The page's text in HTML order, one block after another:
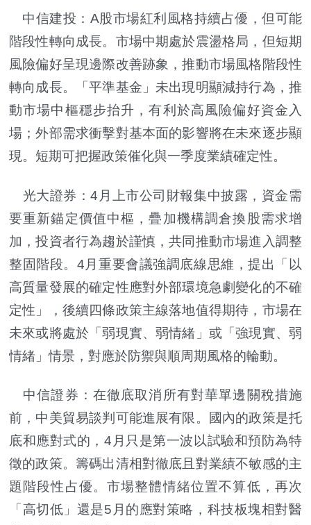
中信建投：A股市場紅利風格持續占優，但可能
階段性轉向成長。市場中期處於震盪格局，但短期
風險偏好呈現邊際改善跡象，推動市場風格階段性
轉向成長。「平準基金」未出現明顯減持行為，推
動市場中樞穩步抬升，有利於高風險偏好資金入
場；外部需求衝擊對基本面的影響將在未來逐步顯
現。短期可把握政策催化與一季度業績確定性。
光大證券：4月上市公司財報集中披露，資金需
要重新錨定價值中樞，疊加機構調倉換股需求增
加，投資者行為趨於謹慎，共同推動市場進入調整
整固階段。4月重要會議強調底線思維，提出「以
高質量發展的確定性應對外部環境急劇變化的不確
定性」，後續四條政策主線落地值得期待，市場在
未來或將處於「弱現實、弱情緒」或「強現實、弱
情緒」情景，對應於防禦與順周期風格的輪動。
中信證券：在徹底取消所有對華單邊關稅措施
前，中美貿易談判可能進展有限。國內的政策是托
底和應對式的，4月只是第一波以試驗和預防為特
徵的政策。籌碼出清相對徹底且對業績不敏感的主
題階段性占優。市場整體情緒位置不算低，再次
「高切低」還是5月的應對策略，科技板塊相對醫